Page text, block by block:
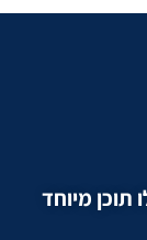
תוכן מיוחד